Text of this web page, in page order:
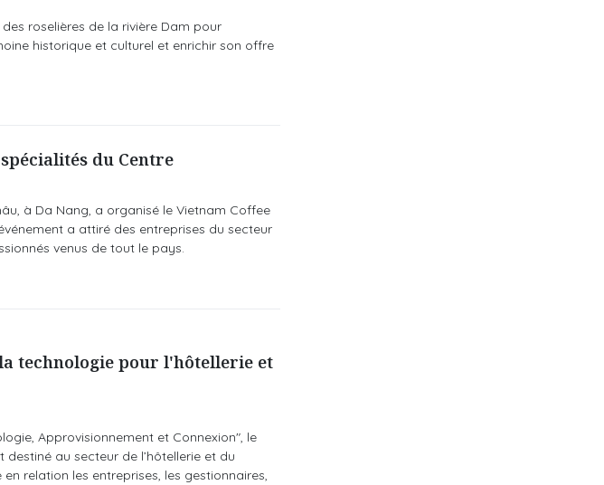
roselières de la rivière Dam pour
historique et culturel et enrichir son offre
du Centre
à Da Nang, a organisé le Vietnam Coffee
a attiré des entreprises du secteur
venus de tout le pays.
technologie pour l'hôtellerie et
Approvisionnement et Connexion", le
au secteur de l’hôtellerie et du
relation les entreprises, les gestionnaires,